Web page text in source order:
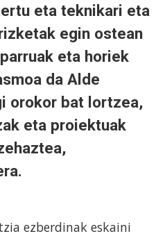
eta teknikari eta
egin ostean
eta horiek
da Alde
orokor bat lortzea,
eta proiektuak
ezberdinak eskaini